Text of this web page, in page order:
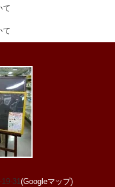
て
て
31(Googleマップ)